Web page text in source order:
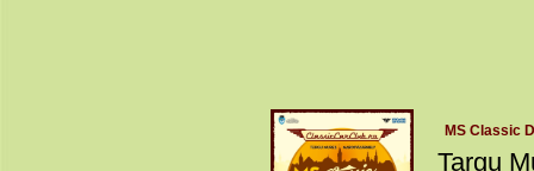
MS Classic
Targu